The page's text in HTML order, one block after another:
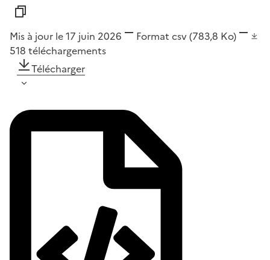
Mis à jour le 17 juin 2026 Format csv(783,8 Ko)
518 téléchargements
Télécharger